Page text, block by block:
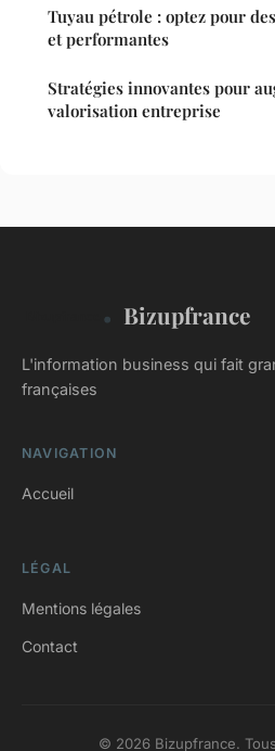
Tuyau pétrole : optez pour
et performantes
Stratégies innovantes pour
valorisation entreprise
Bizupfrance
L'information business qui fait
françaises
NAVIGATION
Accueil
LÉGAL
Mentions légales
Contact
© 2026 Bizupfrance.